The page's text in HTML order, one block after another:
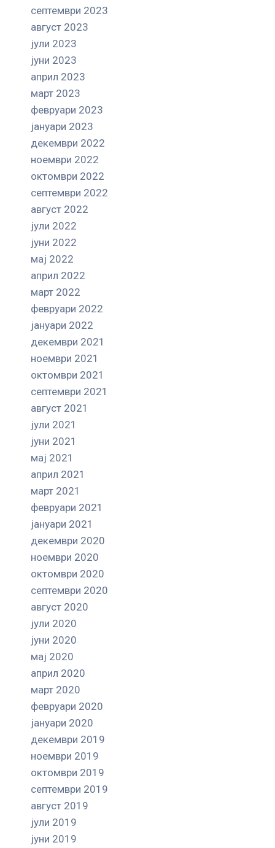
септември 2023
август 2023
јули 2023
јуни 2023
април 2023
март 2023
февруари 2023
јануари 2023
декември 2022
ноември 2022
октомври 2022
септември 2022
август 2022
јули 2022
јуни 2022
мај 2022
април 2022
март 2022
февруари 2022
јануари 2022
декември 2021
ноември 2021
октомври 2021
септември 2021
август 2021
јули 2021
јуни 2021
мај 2021
април 2021
март 2021
февруари 2021
јануари 2021
декември 2020
ноември 2020
октомври 2020
септември 2020
август 2020
јули 2020
јуни 2020
мај 2020
април 2020
март 2020
февруари 2020
јануари 2020
декември 2019
ноември 2019
октомври 2019
септември 2019
август 2019
јули 2019
јуни 2019